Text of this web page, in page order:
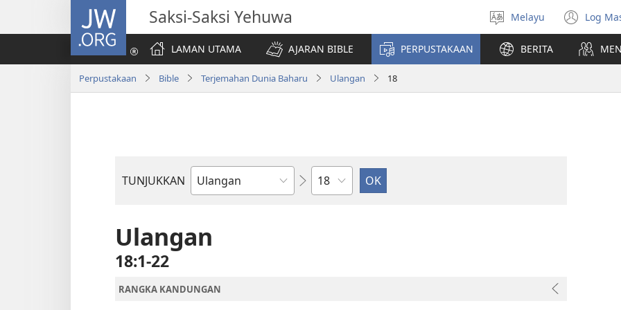
JW.ORG Saksi-Saksi Yehuwa
Pilih
Bahasa
Melayu Log
LAMAN UTAMA
AJARAN BIBLE PERPUSTAKAAN BERITA
Perpustakaan Bible Terjemahan Dunia Baharu Ulangan 18
TUNJUKKAN
Buku
Bab
Ulangan
18:1-22
RANGKA KANDUNGAN